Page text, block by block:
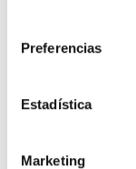
Preferencias
Estadística
Marketing